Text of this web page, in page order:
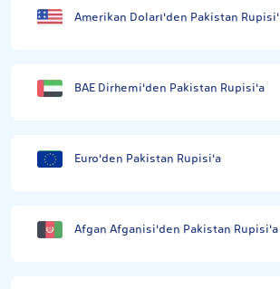
Amerikan Doları'den Pakistan
BAE Dirhemi'den Pakistan Rupisi'a
Euro'den Pakistan Rupisi'a
Afgan Afganisi'den Pakistan Rupisi'a